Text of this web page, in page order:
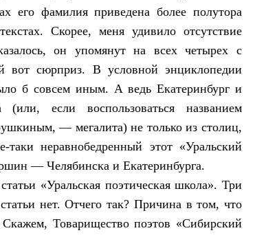
его фамилия приведена более полутора
Скорее, меня удивило отсутствие
он упомянут на всех четырех с
вот сюрприз. В условной энциклопедии
б совсем иным. А ведь Екатеринбург и
если воспользоваться названием
— мегалита) не только из столиц,
неравнобедренный этот «Уральский
— Челябинска и Екатеринбурга.
«Уральская поэтическая школа». Три
нет. Отчего так? Причина в том, что
Товарищество поэтов «Сибирский